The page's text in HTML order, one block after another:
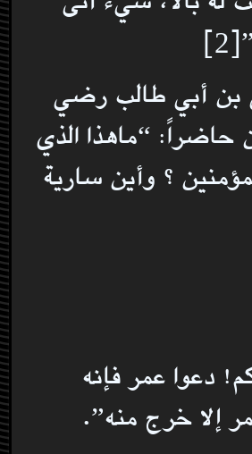
بن أبي طالب رضي
حاضراً: “ماهذا الذي
؟ وأين سارية
دعوا عمر فإنه
إلا خرج منه”.